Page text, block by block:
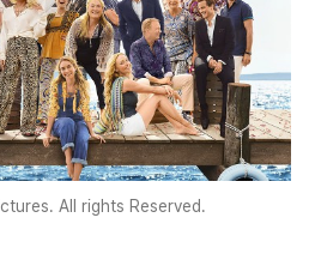
All rights Reserved.